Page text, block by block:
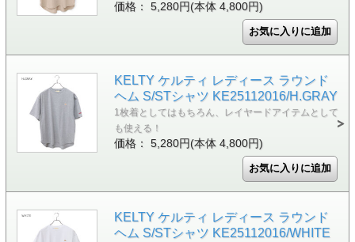
価格： 5,280円(本体 4,800円)
KELTY ケルティ レディース ラウンド
ヘム S/STシャツ KE25112016/H.GRAY
1枚着としてはもちろん、レイヤードアイテムとして
も使える！
価格： 5,280円(本体 4,800円)
KELTY ケルティ レディース ラウンド
ヘム S/STシャツ KE25112016/WHITE